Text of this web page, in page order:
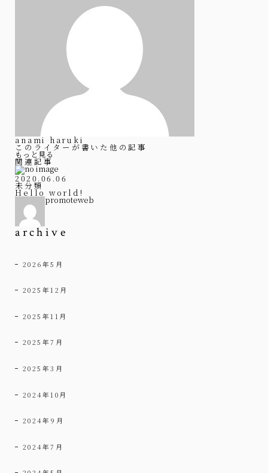
anami haruki
このライターが書いた他の記事
もっと見る
関連記事
2020.06.06
未分類
Hello world!
promoteweb
archive
2026年5月
2025年12月
2025年11月
2025年7月
2025年3月
2024年10月
2024年9月
2024年7月